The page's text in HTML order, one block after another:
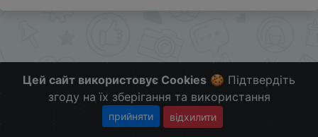
Цей сайт використовує Cookies 🍪 Підтвердіть
згоду на їх зберігання та використання
прийняти відхилити